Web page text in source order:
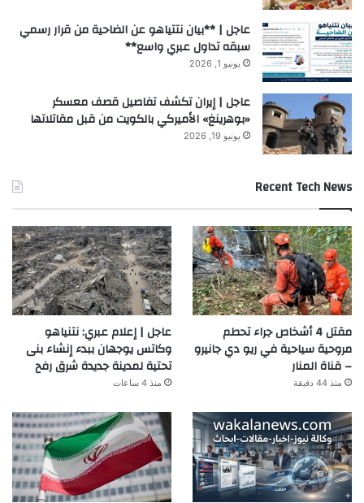
عاجل | **بيان نتتياهو عن الضاحية من قرار رسمي
سبقه تداول عبري واسع**
يونيو 1, 2026
عاجل | إيران تكشف تفاصيل قصف معسكر
«بوهرينغ» الأميركي بالكويت من قبل مقاتلاتها
يونيو 19, 2026
Recent Tech News
مقتل 4 أشخاص جراء تحطم
مروحية سياحية في ريو دي جانيرو
– قناة المنار
منذ 44 دقيقة
عاجل | إعلام عبري: نتنياهو
وكاتس يوجهان ببدء إنشاء بنى
تحتية لمدينة جديدة شرق رفح
منذ 4 ساعات